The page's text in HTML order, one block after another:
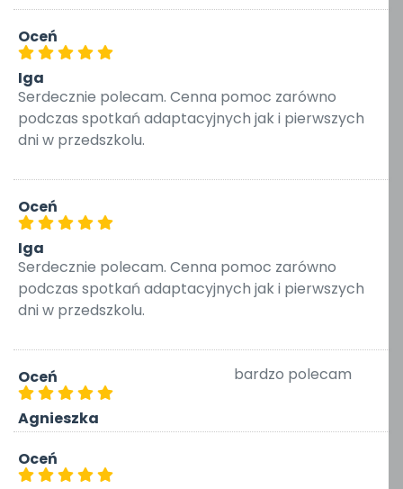
Oceń
Iga
Serdecznie polecam. Cenna pomoc zarówno
podczas spotkań adaptacyjnych jak i pierwszych
dni w przedszkolu.
Oceń
Iga
Serdecznie polecam. Cenna pomoc zarówno
podczas spotkań adaptacyjnych jak i pierwszych
dni w przedszkolu.
Oceń
Agnieszka
bardzo polecam
Oceń